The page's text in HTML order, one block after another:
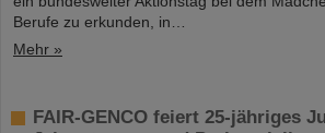
Berufe zu erkunden, in…
Mehr »
FAIR-GENCO feiert 25-jähriges